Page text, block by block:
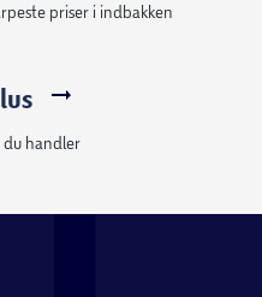
priser i indbakken
du handler